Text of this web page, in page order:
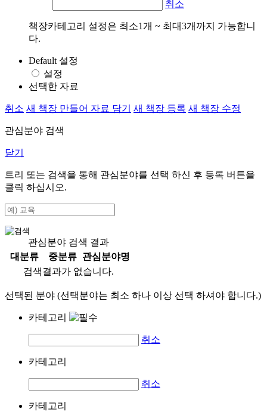
취소
책장카테고리 설정은 최소1개 ~ 최대3개까지 가능합니
다.
Default 설정
설정
선택한 자료
취소 새 책장 만들어 자료 담기 새 책장 등록 새 책장 수정
관심분야 검색
닫기
트리 또는 검색을 통해 관심분야를 선택 하신 후 등록 버튼을
클릭 하십시오.
관심분야 검색 결과
대분류
중분류
관심분야명
검색결과가 없습니다.
선택된 분야 (선택분야는 최소 하나 이상 선택 하셔야 합니다.)
카테고리
취소
카테고리
취소
카테고리